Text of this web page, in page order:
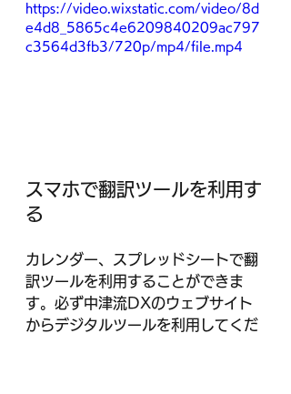
https://video.wixstatic.com/video/8d
e4d8_5865c4e6209840209ac797
c3564d3fb3/720p/mp4/file.mp4
スマホで翻訳ツールを利用す
る
カレンダー、スプレッドシートで翻
訳ツールを利用することができま
す。必ず中津流DXのウェブサイト
からデジタルツールを利用してくだ